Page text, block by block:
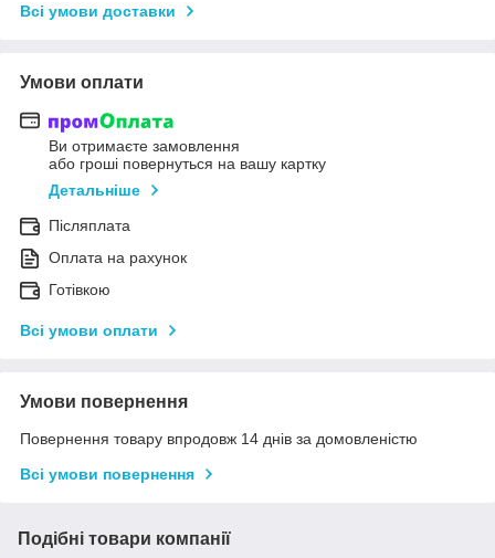
Всі умови доставки
Умови оплати
Ви отримаєте замовлення
або гроші повернуться на вашу картку
Детальніше
Післяплата
Оплата на рахунок
Готівкою
Всі умови оплати
Умови повернення
Повернення товару впродовж 14 днів за домовленістю
Всі умови повернення
Подібні товари компанії